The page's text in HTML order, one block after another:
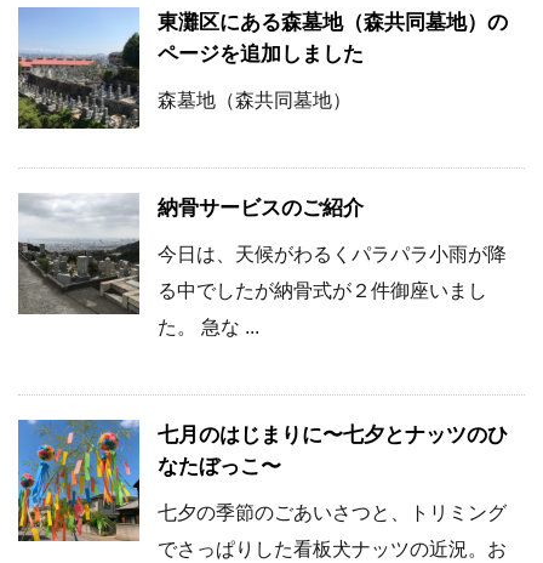
東灘区にある森墓地（森共同墓地）の
ページを追加しました
森墓地（森共同墓地）
納骨サービスのご紹介
今日は、天候がわるくパラパラ小雨が降
る中でしたが納骨式が２件御座いまし
た。 急な ...
七月のはじまりに〜七夕とナッツのひ
なたぼっこ〜
七夕の季節のごあいさつと、トリミング
でさっぱりした看板犬ナッツの近況。お